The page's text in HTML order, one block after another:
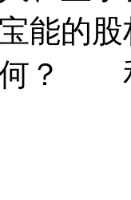
能的
何？